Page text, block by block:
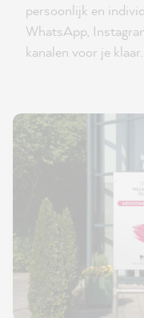
persoonlijk en
WhatsApp,
kanalen voor je klaar.